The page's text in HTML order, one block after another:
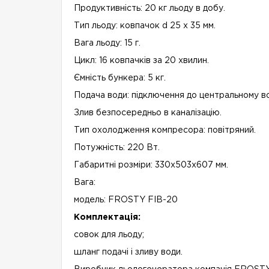
Продуктивність: 20 кг льоду в добу.
Тип льоду: ковпачок d 25 х 35 мм.
Вага льоду: 15 г.
Цикл: 16 ковпачків за 20 хвилин.
Ємність бункера: 5 кг.
Подача води: підключення до центральному
Злив безпосередньо в каналізацію.
Тип охолодження компресора: повітряний.
Потужність: 220 Вт.
Габаритні розміри: 330x503х607 мм.
Вага:
модель: FROSTY FIB-20
Комплектація:
совок для льоду;
шланг подачі і зливу води.